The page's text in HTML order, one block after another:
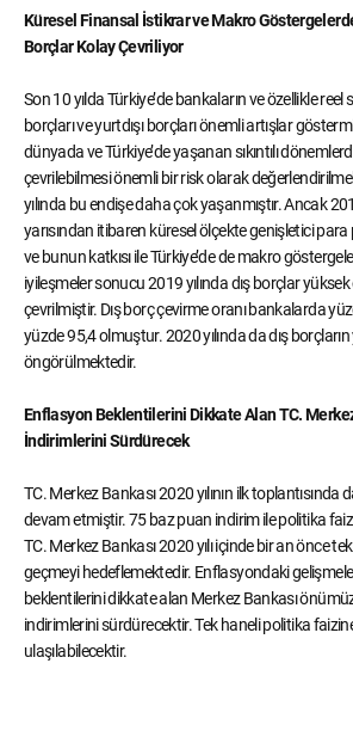
Küresel Finansal İstikrar ve Makro
Borçlar Kolay Çevriliyor
Son 10 yılda Türkiye’de bankaların ve özellikle
borçları ve yurtdışı borçları önemli artışlar
dünyada ve Türkiye’de yaşanan sıkıntılı
çevrilebilmesi önemli bir risk olarak
yılında bu endişe daha çok yaşanmıştır. Ancak
yarısından itibaren küresel ölçekte genişletici
ve bunun katkısı ile Türkiye’de de makro
iyileşmeler sonucu 2019 yılında dış borçlar
çevrilmiştir. Dış borç çevirme oranı bankalarda
yüzde 95,4 olmuştur. 2020 yılında da dış
öngörülmektedir.
Enflasyon Beklentilerini Dikkate Alan TC.
İndirimlerini Sürdürecek
TC. Merkez Bankası 2020 yılının ilk toplantısında
devam etmiştir. 75 baz puan indirim ile politika
TC. Merkez Bankası 2020 yılı içinde bir an önce
geçmeyi hedeflemektedir. Enflasyondaki
beklentilerini dikkate alan Merkez Bankası
indirimlerini sürdürecektir. Tek haneli politika
ulaşılabilecektir.